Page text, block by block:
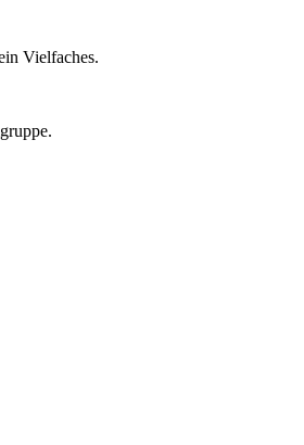
Vielfaches.